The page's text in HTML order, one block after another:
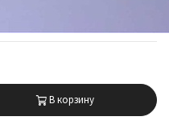
В корзину